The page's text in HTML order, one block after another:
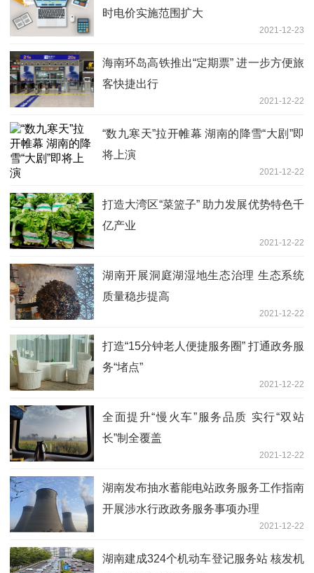
时电价实施范围扩大
2021-12-23
海南环岛高铁推出“定期票” 进一步方便旅
客快捷出行
2021-12-22
“数九寒天”拉开帷幕 湖南的降雪“大剧”即
将上演
2021-12-22
打造大湾区“菜篮子” 助力发展优势特色千
亿产业
2021-12-22
湖南开展洞庭湖湿地生态治理 生态系统
质量稳步提高
2021-12-22
打造“15分钟老人便捷服务圈” 打通政务服
务“堵点”
2021-12-22
全面提升“慢火车”服务品质 实行“双站
长”制全覆盖
2021-12-22
湖南发布抽水蓄能电站政务服务工作指南
开展涉水行政政务服务事项办理
2021-12-22
湖南建成324个机动车登记服务站 核发机